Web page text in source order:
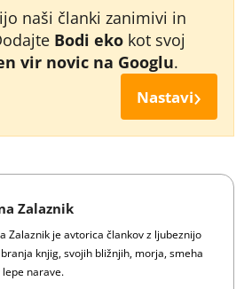
naši članki zanimivi in
Bodi eko kot svoj
vir novic na Googlu.
Nastavi›
Zalaznik
Zalaznik je avtorica člankov z ljubeznijo
knjig, svojih bližnjih, morja, smeha
narave.